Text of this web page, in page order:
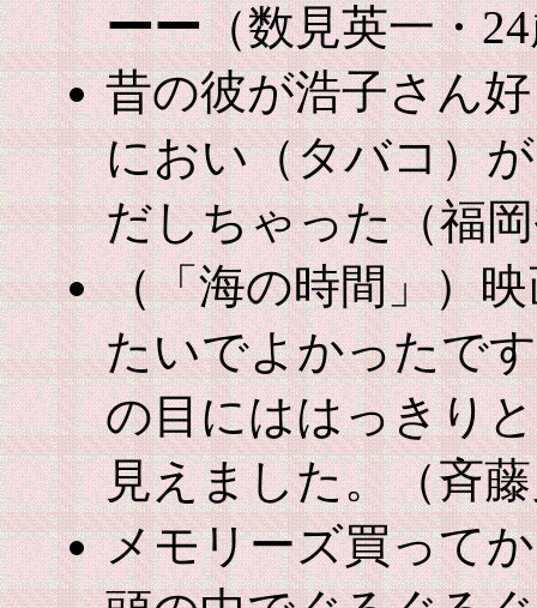
ーー（数見英一・
昔の彼が浩子さん
におい（タバコ）
だしちゃった（福
（「海の時間」）
たいでよかったで
の目にははっきりと
見えました。（斉
メモリーズ買って